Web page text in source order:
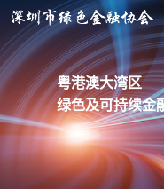
粤港澳大湾区
绿色及可持续金